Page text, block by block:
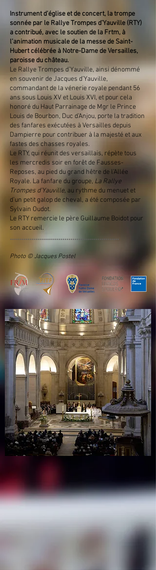
Instrument d’église et de concert, la trompe
sonnée par le Rallye Trompes d’Yauville (RTY)
a contribué, avec le soutien de la Frtm, à
l’animation musicale de la messe de Saint-
Hubert célébrée à Notre-Dame de Versailles,
paroisse du château.
Le Rallye Trompes d’Yauville, ainsi dénommé
en souvenir de Jacques d’Yauville,
commandant de la vénerie royale pendant 56
ans sous Louis XV et Louis XVI, et pour cela
honoré du Haut Parrainage de Mgr le Prince
Louis de Bourbon, Duc d’Anjou, porte la tradition
des fanfares exécutées à Versailles depuis
Dampierre pour contribuer à la majesté et aux
fastes des chasses royales.
Le RTY, qui réunit des versaillais, répète tous
les mercredis soir en forêt de Fausses-
Reposes, au pied du grand hêtre de l’Allée
Royale. La fanfare du groupe, La Rallye
Trompes d’Yauville, au rythme du menuet et
d’un petit galop de cheval, a été composée par
Sylvain Oudot.
Le RTY remercie le père Guillaume Boidot pour
son accueil.
........................................................
Photo © Jacques Postel